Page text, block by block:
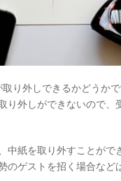
り外しできるかどうかで
り外しができないので
中紙を取り外すことが
のゲストを招く場合など